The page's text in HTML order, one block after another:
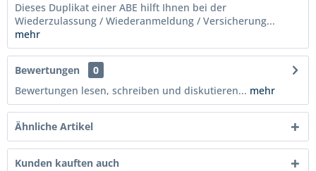
Dieses Duplikat einer ABE hilft Ihnen bei der
Wiederzulassung / Wiederanmeldung / Versicherung...
mehr
Bewertungen
0
Bewertungen lesen, schreiben und diskutieren... mehr
Ähnliche Artikel
Kunden kauften auch